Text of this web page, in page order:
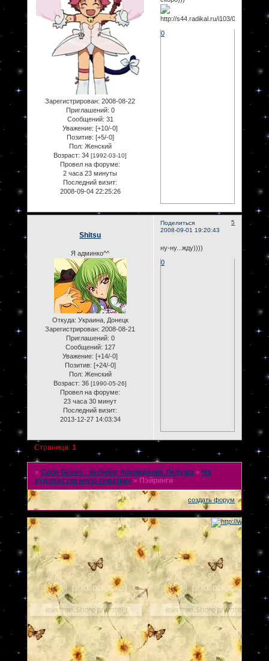
Зарегистрирован: 2008-08-22
Приглашений: 0
Сообщений: 31
Уважение: [+10/-0]
Позитив: [+5/-0]
Пол: Женский
Возраст: 34[1992-03-10]
Провел на форуме:
2 часа 23 минуты
Последний визит:
2008-09-04 22:25:26
0
Поделиться
5
2008-09-01 19:20:43
Shitsu
Я админко^^
Откуда: Украина, Донецк
Зарегистрирован: 2008-08-21
Приглашений: 0
Сообщений: 127
Уважение: [+14/-0]
Позитив: [+24/-0]
Пол: Женский
Возраст: 36[1990-05-26]
Провел на форуме:
23 часа 30 минут
Последний визит:
2013-12-27 14:03:34
ну-ну...жду))))
0
Страница: 1
» Code Geass - великое похождение Лелуша » На
художественную тематику » Пэйринги
создать форум